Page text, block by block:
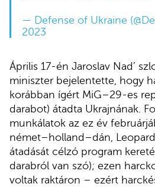
— Defense of Ukraine
2023
Április 17-én Jaroslav Nad’
miniszter bejelentette, hogy
korábban ígért MiG–29-es
darabot) átadta Ukrajnának.
munkálatok az ez év
német–holland–dán,
átadását célzó program
darabról van szó); ezen
voltak raktáron – ezért